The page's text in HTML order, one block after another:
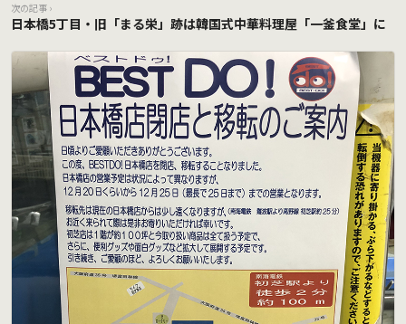
次の記事 ›
日本橋5丁目・旧「まる栄」跡は韓国式中華料理屋「一釜食堂」に